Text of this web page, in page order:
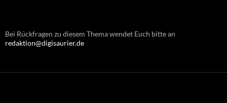
Bei Rückfragen zu diesem Thema wendet Euch bitte an
redaktion@digisaurier.de